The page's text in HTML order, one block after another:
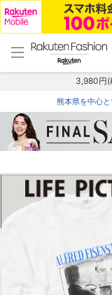
menu home
トップ
3,980円(
熊本県を中心